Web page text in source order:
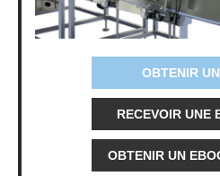
OBTENIR
RECEVOIR UNE
OBTENIR UN